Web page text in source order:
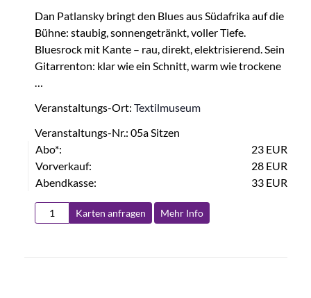
Dan Patlansky bringt den Blues aus Südafrika auf die
Bühne: staubig, sonnengetränkt, voller Tiefe.
Bluesrock mit Kante – rau, direkt, elektrisierend. Sein
Gitarrenton: klar wie ein Schnitt, warm wie trockene
…
Veranstaltungs-Ort: Textilmuseum
Veranstaltungs-Nr.: 05a Sitzen
Abo*:
23 EUR
Vorverkauf:
28 EUR
Abendkasse:
33 EUR
Karten anfragen Mehr Info